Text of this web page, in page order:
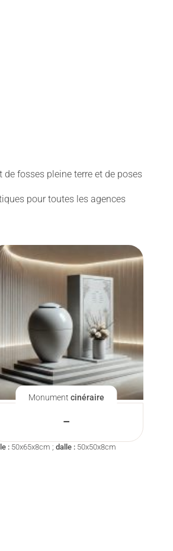
fosses pleine terre et de poses
pour toutes les agences
Monument cinéraire
–
:50x65x8cm ; dalle :50x50x8cm